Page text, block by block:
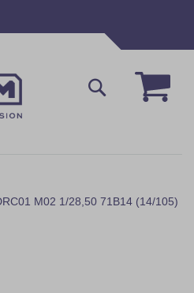
Mój
Szukaj
M02 1/28,50 71B14 (14/105)